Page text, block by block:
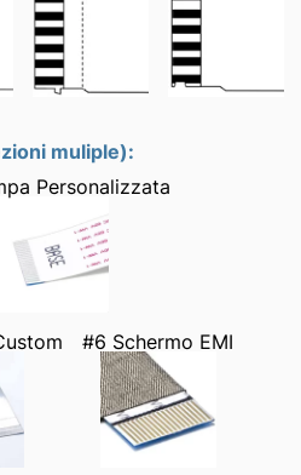
muliple):
Personalizzata
#6 Schermo EMI